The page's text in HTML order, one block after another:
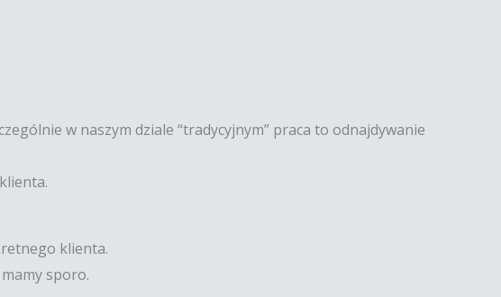
w naszym dziale “tradycyjnym” praca to odnajdywanie
klienta.
sporo.